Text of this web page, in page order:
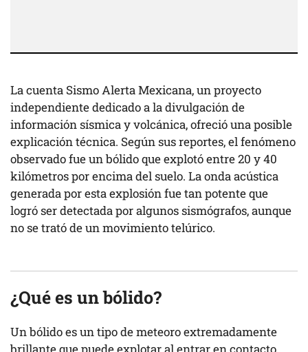
La cuenta Sismo Alerta Mexicana, un proyecto
independiente dedicado a la divulgación de
información sísmica y volcánica, ofreció una posible
explicación técnica. Según sus reportes, el fenómeno
observado fue un bólido que explotó entre 20 y 40
kilómetros por encima del suelo. La onda acústica
generada por esta explosión fue tan potente que
logró ser detectada por algunos sismógrafos, aunque
no se trató de un movimiento telúrico.
¿Qué es un bólido?
Un bólido es un tipo de meteoro extremadamente
brillante que puede explotar al entrar en contacto